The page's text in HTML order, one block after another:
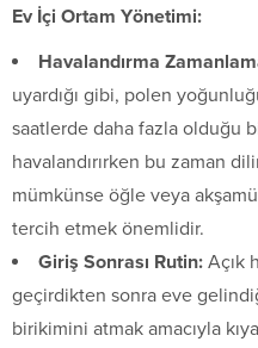
Ev İçi Ortam Yönetimi:
Havalandırma
uyardığı gibi, polen
saatlerde daha fazla olduğu
havalandırırken bu zaman
mümkünse öğle veya
tercih etmek önemlidir.
Giriş Sonrası Rutin: Açık
geçirdikten sonra eve
birikimini atmak amacıyla